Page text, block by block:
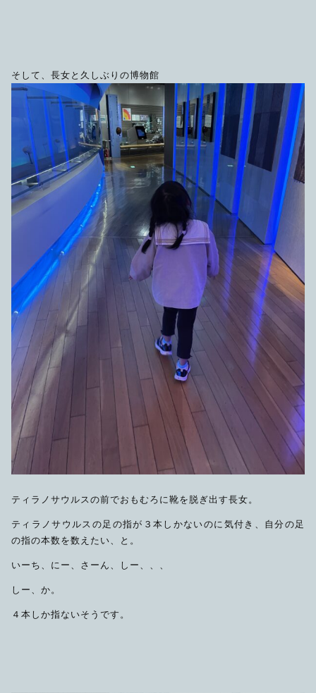
そして、長女と久しぶりの博物館
ティラノサウルスの前でおもむろに靴を脱ぎ出す長女。
ティラノサウルスの足の指が３本しかないのに気付き、自分の足
の指の本数を数えたい、と。
いーち、にー、さーん、しー、、、
しー、か。
４本しか指ないそうです。